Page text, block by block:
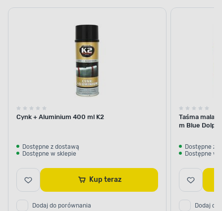
samochodowe do
Cynk + Aluminium 400 ml K2
Dostępne z dostawą
Dostępne w sklepie
Kup teraz
Dodaj do porównania
Taśma
m Blue
Dostępne z
Dostępne w
Dodaj do